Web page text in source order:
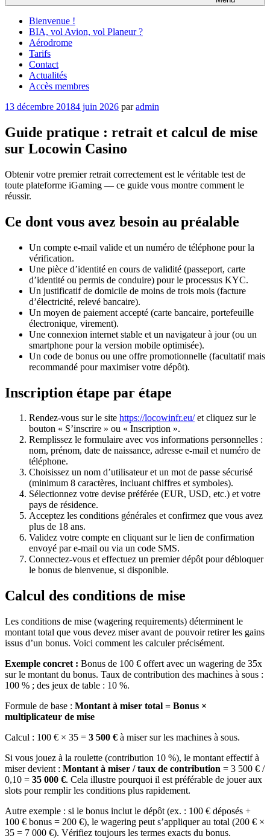
Bienvenue !
BIA, vol Avion, vol Planeur ?
Aérodrome
Tarifs
Contact
Actualités
Accès membres
Publié
13 décembre 20184 juin 2026 paradmin
Guide pratique : retrait et calcul de mise
sur Locowin Casino
Obtenir votre premier retrait correctement est le véritable test de
toute plateforme iGaming — ce guide vous montre comment le
réussir.
Ce dont vous avez besoin au préalable
Un compte e-mail valide et un numéro de téléphone pour la
vérification.
Une pièce d’identité en cours de validité (passeport, carte
d’identité ou permis de conduire) pour le processus KYC.
Un justificatif de domicile de moins de trois mois (facture
d’électricité, relevé bancaire).
Un moyen de paiement accepté (carte bancaire, portefeuille
électronique, virement).
Une connexion internet stable et un navigateur à jour (ou un
smartphone pour la version mobile optimisée).
Un code de bonus ou une offre promotionnelle (facultatif mais
recommandé pour maximiser votre dépôt).
Inscription étape par étape
Rendez-vous sur le site https://locowinfr.eu/et cliquez sur le
bouton « S’inscrire » ou « Inscription ».
Remplissez le formulaire avec vos informations personnelles :
nom, prénom, date de naissance, adresse e-mail et numéro de
téléphone.
Choisissez un nom d’utilisateur et un mot de passe sécurisé
(minimum 8 caractères, incluant chiffres et symboles).
Sélectionnez votre devise préférée (EUR, USD, etc.) et votre
pays de résidence.
Acceptez les conditions générales et confirmez que vous avez
plus de 18 ans.
Validez votre compte en cliquant sur le lien de confirmation
envoyé par e-mail ou via un code SMS.
Connectez-vous et effectuez un premier dépôt pour débloquer
le bonus de bienvenue, si disponible.
Calcul des conditions de mise
Les conditions de mise (wagering requirements) déterminent le
montant total que vous devez miser avant de pouvoir retirer les gains
issus d’un bonus. Voici comment les calculer précisément.
Exemple concret : Bonus de 100 € offert avec un wagering de 35x
sur le montant du bonus. Taux de contribution des machines à sous :
100 % ; des jeux de table : 10 %.
Formule de base : Montant à miser total = Bonus ×
multiplicateur de mise
Calcul : 100 € × 35 = 3 500 € à miser sur les machines à sous.
Si vous jouez à la roulette (contribution 10 %), le montant effectif à
miser devient : Montant à miser / taux de contribution = 3 500 € /
0,10 = 35 000 €. Cela illustre pourquoi il est préférable de jouer aux
slots pour remplir les conditions plus rapidement.
Autre exemple : si le bonus inclut le dépôt (ex. : 100 € déposés +
100 € bonus = 200 €), le wagering peut s’appliquer au total (200 € ×
35 = 7 000 €). Vérifiez toujours les termes exacts du bonus.